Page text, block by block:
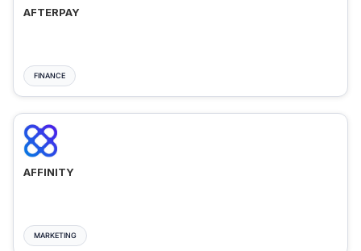
AFTERPAY
FINANCE
AFFINITY
MARKETING